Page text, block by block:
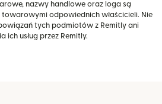
nazwy handlowe oraz loga są
odpowiednich właścicieli. Nie
tych podmiotów z Remitly ani
ich usług przez Remitly.